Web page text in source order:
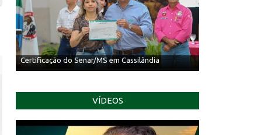
Entrega de Certificados do Senar/MS no SRCG
VÍDEOS